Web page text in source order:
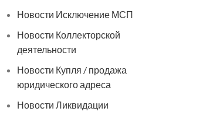
Новости Исключение МСП
Новости Коллекторской
деятельности
Новости Купля / продажа
юридического адреса
Новости Ликвидации